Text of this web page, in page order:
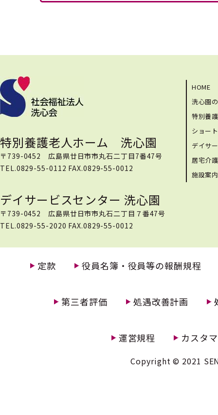
特別養護老人ホーム 洗心園
〒739-0452 広島県廿日市市丸石二丁目7番47号
TEL.0829-55-0112 FAX.0829-55-0012
デイサービスセンター 洗心園
〒739-0452 広島県廿日市市丸石二丁目７番47号
TEL.0829-55-2020 FAX.0829-55-0012
HOME
洗心園
特別養
ショー
デイサ
居宅介
施設案
定款 役員名簿・役員等の報酬規程
第三者評価 処遇改善計画
運営規程 カスタ
Copyright © 2021